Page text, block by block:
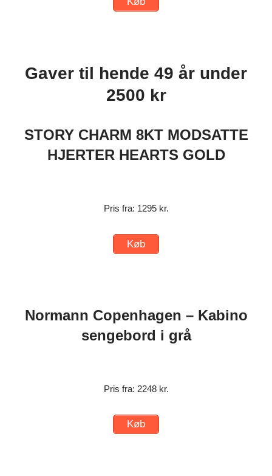
Gaver til hende 49 år under
2500 kr
STORY CHARM 8KT MODSATTE
HJERTER HEARTS GOLD
Pris fra: 1295 kr.
Køb
Normann Copenhagen – Kabino
sengebord i grå
Pris fra: 2248 kr.
Køb